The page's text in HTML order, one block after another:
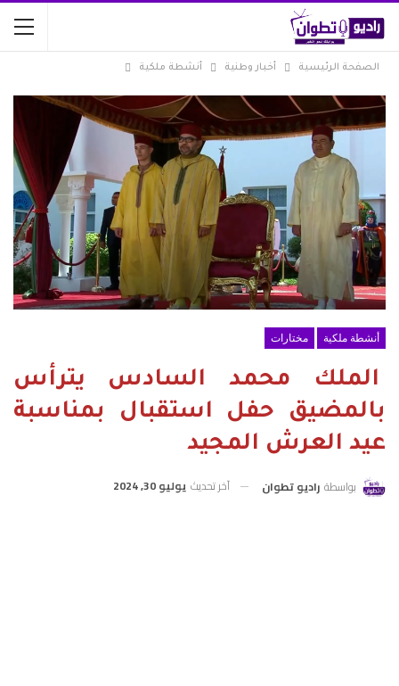
الصفحة الرئيسية أخبار وطنية أنشطة ملكية
أنشطة ملكية مختارات
الملك محمد السادس يترأس
بالمضيق حفل استقبال بمناسبة
عيد العرش المجيد
بواسطة راديو تطوان آخر تحديث يوليو 30, 2024